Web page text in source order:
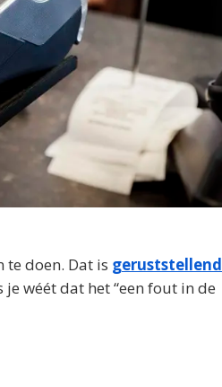
te doen. Dat is geruststellend
wéét dat het “een fout in de